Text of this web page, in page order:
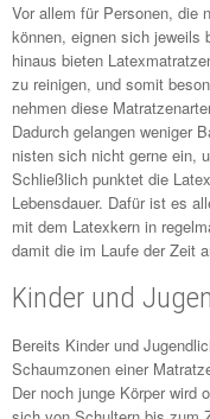
Vor allem für Personen, die
können, eignen sich jeweils
hinaus bieten
zu reinigen, und somit
nehmen diese
Dadurch gelangen weniger
nisten sich nicht gerne ein,
Schließlich punktet die
Lebensdauer. Dafür ist es
mit dem Latexkern in
damit die im Laufe der Zeit
Kinder und
Bereits Kinder und
Schaumzonen einer
Der noch junge Körper wird